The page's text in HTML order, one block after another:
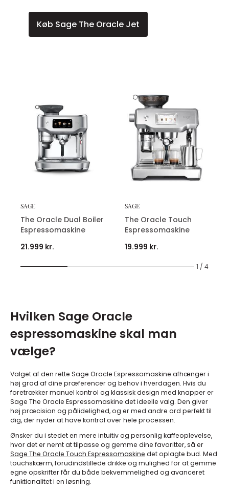
Køb Sage The Oracle Jet
1 / 4
SAGE
The Oracle Dual Boiler
Espressomaskine
21.999 kr.
SAGE
The Oracle Touch
Espressomaskine
19.999 kr.
Hvilken Sage Oracle
espressomaskine skal man
vælge?
Valget af den rette Sage Oracle Espressomaskine afhænger i
høj grad af dine præferencer og behov i hverdagen. Hvis du
foretrækker manuel kontrol og klassisk design med knapper er
Sage The Oracle Espressomaskine det ideelle valg. Den giver
høj præcision og pålidelighed, og er med andre ord perfekt til
dig, der nyder at have kontrol over hele processen.
Ønsker du i stedet en mere intuitiv og personlig kaffeoplevelse,
hvor det er nemt at tilpasse og gemme dine favoritter, så er
Sage The Oracle Touch Espressomaskine det oplagte bud. Med
touchskærm, forudindstillede drikke og mulighed for at gemme
egne opskrifter får du både bekvemmelighed og avanceret
funktionalitet i en løsning.